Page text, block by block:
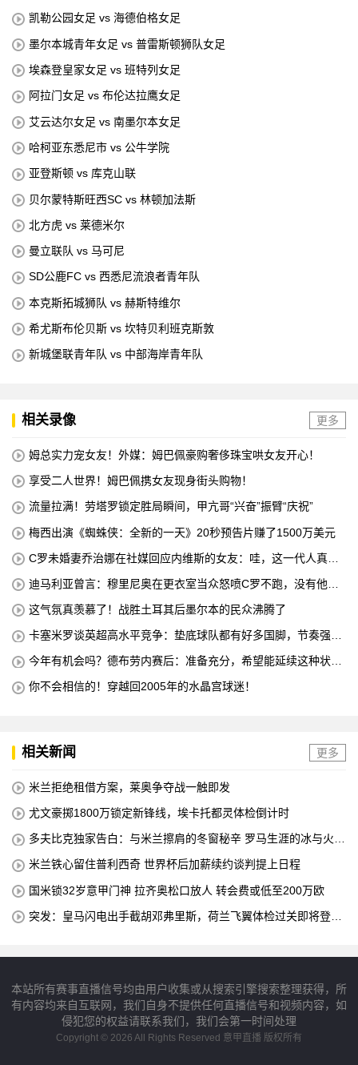
凯勒公园女足 vs 海德伯格女足
墨尔本城青年女足 vs 普雷斯顿狮队女足
埃森登皇家女足 vs 班特列女足
阿拉门女足 vs 布伦达拉鹰女足
艾云达尔女足 vs 南墨尔本女足
哈柯亚东悉尼市 vs 公牛学院
亚登斯顿 vs 库克山联
贝尔蒙特斯旺西SC vs 林顿加法斯
北方虎 vs 莱德米尔
曼立联队 vs 马可尼
SD公鹿FC vs 西悉尼流浪者青年队
本克斯拓城狮队 vs 赫斯特维尔
希尤斯布伦贝斯 vs 坎特贝利班克斯敦
新城堡联青年队 vs 中部海岸青年队
相关录像 更多
姆总实力宠女友！外媒：姆巴佩豪购奢侈珠宝哄女友开心！
享受二人世界！姆巴佩携女友现身街头购物！
流量拉满！劳塔罗锁定胜局瞬间，甲亢哥“兴奋”振臂“庆祝”
梅西出演《蜘蛛侠：全新的一天》20秒预告片赚了1500万美元
C罗未婚妻乔治娜在社媒回应内维斯的女友：哇，这一代人真劲
迪马利亚曾言：穆里尼奥在更衣室当众怒喷C罗不跑，没有他不
这气氛真羡慕了！战胜土耳其后墨尔本的民众沸腾了
卡塞米罗谈英超高水平竞争：垫底球队都有好多国脚，节奏强度
今年有机会吗？德布劳内赛后：准备充分，希望能延续这种状
你不会相信的！穿越回2005年的水晶宫球迷！
相关新闻 更多
米兰拒绝租借方案，莱奥争夺战一触即发
尤文豪掷1800万锁定新锋线，埃卡托都灵体检倒计时
多夫比克独家告白：与米兰擦肩的冬窗秘辛 罗马生涯的冰与火之
米兰铁心留住普利西奇 世界杯后加薪续约谈判提上日程
国米锁32岁意甲门神 拉齐奥松口放人 转会费或低至200万欧
突发：皇马闪电出手截胡邓弗里斯，荷兰飞翼体检过关即将登陆
本站所有赛事直播信号均由用户收集或从搜索引擎搜索整理获得，所
有内容均来自互联网，我们自身不提供任何直播信号和视频内容，如
侵犯您的权益请联系我们，我们会第一时间处理
Copyright © 2026 All Rights Reserved 意甲直播 版权所有